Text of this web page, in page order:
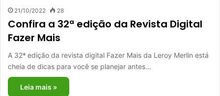
21/10/2022 28
Confira a 32ª edição da Revista Digital
Fazer Mais
A 32ª edição da revista digital Fazer Mais da Leroy Merlin está
cheia de dicas para você se planejar antes…
Leia mais »